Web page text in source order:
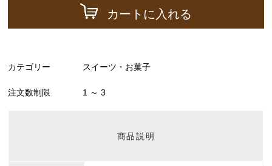
カートに入れる
カテゴリー スイーツ・お菓子
注文数制限 1 ～ 3
商品説明